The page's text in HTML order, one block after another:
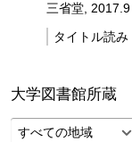
三省堂, 2017.9
タイトル読み
大学図書館所蔵
すべての地域